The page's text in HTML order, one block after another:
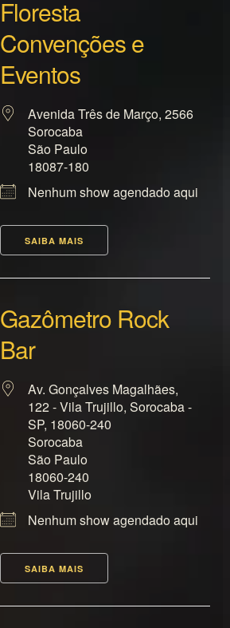
Floresta
Convenções e
Eventos
Avenida Três de Março, 2566
Sorocaba
São Paulo
18087-180
Nenhum show agendado aqui
SAIBA MAIS
Gazômetro Rock
Bar
Av. Gonçalves Magalhães,
122 - Vila Trujillo, Sorocaba -
SP, 18060-240
Sorocaba
São Paulo
18060-240
Vila Trujillo
Nenhum show agendado aqui
SAIBA MAIS